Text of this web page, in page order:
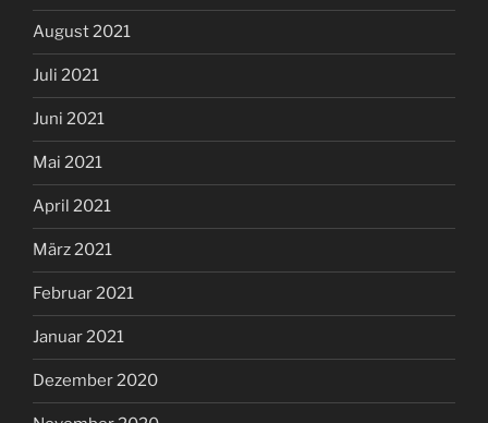
August 2021
Juli 2021
Juni 2021
Mai 2021
April 2021
März 2021
Februar 2021
Januar 2021
Dezember 2020